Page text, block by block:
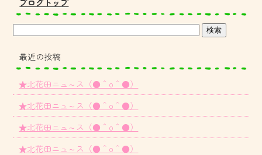
ブログトップ
最近の投稿
★北花田ニュ～ス（●＾o＾●）
★北花田ニュ～ス（●＾o＾●）
★北花田ニュ～ス（●＾o＾●）
★北花田ニュ～ス（●＾o＾●）